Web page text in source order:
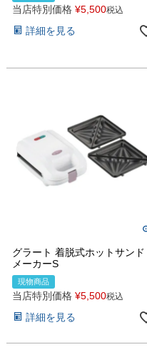
当店特別価格 ¥5,500税込
詳細を見る
グラート 着脱式ホットサンド
メーカーS
現物商品
当店特別価格 ¥5,500税込
詳細を見る